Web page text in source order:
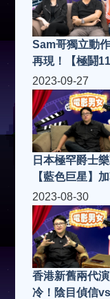
Sam哥獨立動
再現！【極鬪
下八度】再次挑
幻、警匪、槍
材！|電影男女
19集)
2023-09-27
日本極罕爵士
【藍色巨星】
牌男人情懷【救
士】|電影男女
17集)
2023-08-30
香港新舊兩代
冷！陰目偵信